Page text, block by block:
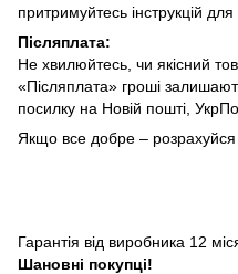
притримуйтесь інструкцій
Післяплата:
Не хвилюйтесь, чи якісний
«Післяплата» гроші
посилку на Новій пошті,
Якщо все добре – розрахуйся
Гарантія від виробника 12
Шановні покупці!